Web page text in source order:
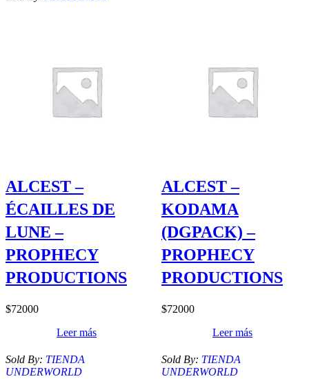
ALCEST –
ÉCAILLES DE
LUNE –
PROPHECY
PRODUCTIONS
$72000
Leer más
Sold By: TIENDA
UNDERWORLD
ALCEST –
KODAMA
(DGPACK) –
PROPHECY
PRODUCTIONS
$72000
Leer más
Sold By: TIENDA
UNDERWORLD